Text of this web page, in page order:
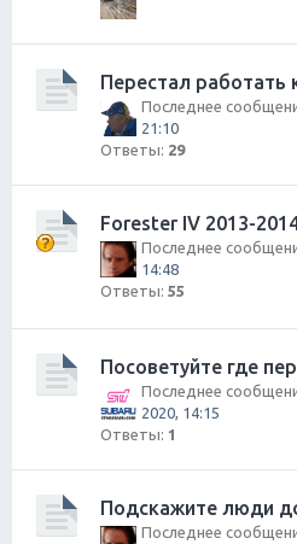
Перестал работать
Последнее
21:10
Ответы: 29
Forester IV 2013-
Последнее
14:48
Ответы: 55
Посоветуйте где
Последнее
2020, 14:15
Ответы: 1
Подскажите люди
Последнее